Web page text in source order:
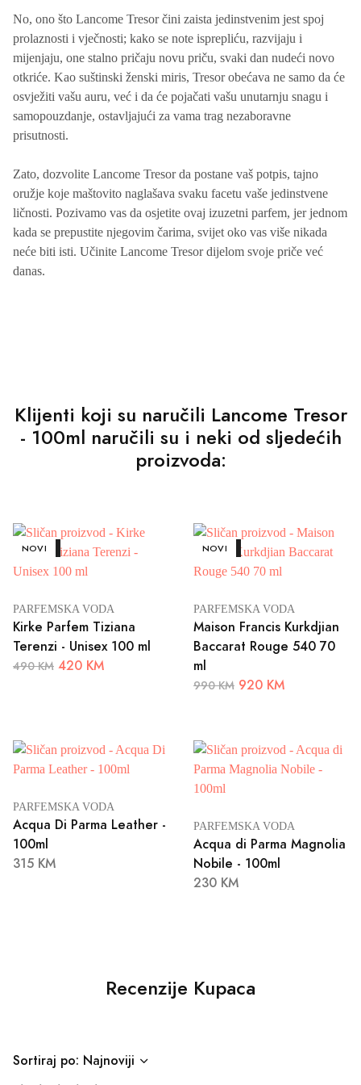
No, ono što Lancome Tresor čini zaista jedinstvenim jest spoj
prolaznosti i vječnosti; kako se note isprepliću, razvijaju i
mijenjaju, one stalno pričaju novu priču, svaki dan nudeći novo
otkriće. Kao suštinski ženski miris, Tresor obećava ne samo da će
osvježiti vašu auru, već i da će pojačati vašu unutarnju snagu i
samopouzdanje, ostavljajući za vama trag nezaboravne
prisutnosti.
Zato, dozvolite Lancome Tresor da postane vaš potpis, tajno
oružje koje maštovito naglašava svaku facetu vaše jedinstvene
ličnosti. Pozivamo vas da osjetite ovaj izuzetni parfem, jer jednom
kada se prepustite njegovim čarima, svijet oko vas više nikada
neće biti isti. Učinite Lancome Tresor dijelom svoje priče već
danas.
Klijenti koji su naručili Lancome Tresor
- 100ml naručili su i neki od sljedećih
proizvoda:
AKCIJA
NOVI
PARFEMSKA VODA
Kirke Parfem Tiziana
Terenzi - Unisex 100 ml
490 KM 420 KM
AKCIJA
NOVI
PARFEMSKA VODA
Maison Francis Kurkdjian
Baccarat Rouge 540 70
ml
990 KM 920 KM
PARFEMSKA VODA
Acqua Di Parma Leather -
100ml
315 KM
PARFEMSKA VODA
Acqua di Parma Magnolia
Nobile - 100ml
230 KM
Recenzije Kupaca
Sortiraj po: Najnoviji